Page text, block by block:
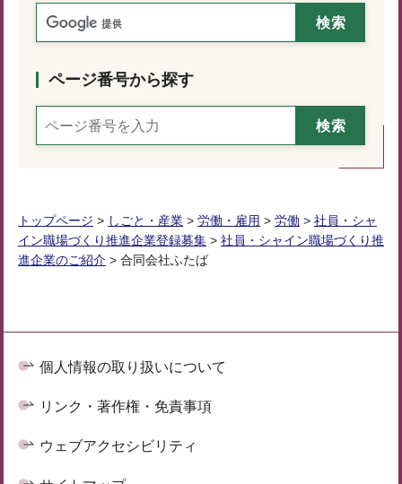
ページ番号から探す
トップページ > しごと・産業 > 労働・雇用 > 労働 > 社員・シャ
イン職場づくり推進企業登録募集 > 社員・シャイン職場づくり推
進企業のご紹介 > 合同会社ふたば
個人情報の取り扱いについて
リンク・著作権・免責事項
ウェブアクセシビリティ